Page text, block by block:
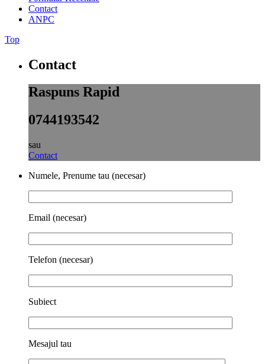
Contact
ANPC
Top
Contact
Raspuns Rapid
0744193542
sau
Contact
Numele, Prenume tau (necesar)
Email (necesar)
Telefon (necesar)
Subiect
Mesajul tau